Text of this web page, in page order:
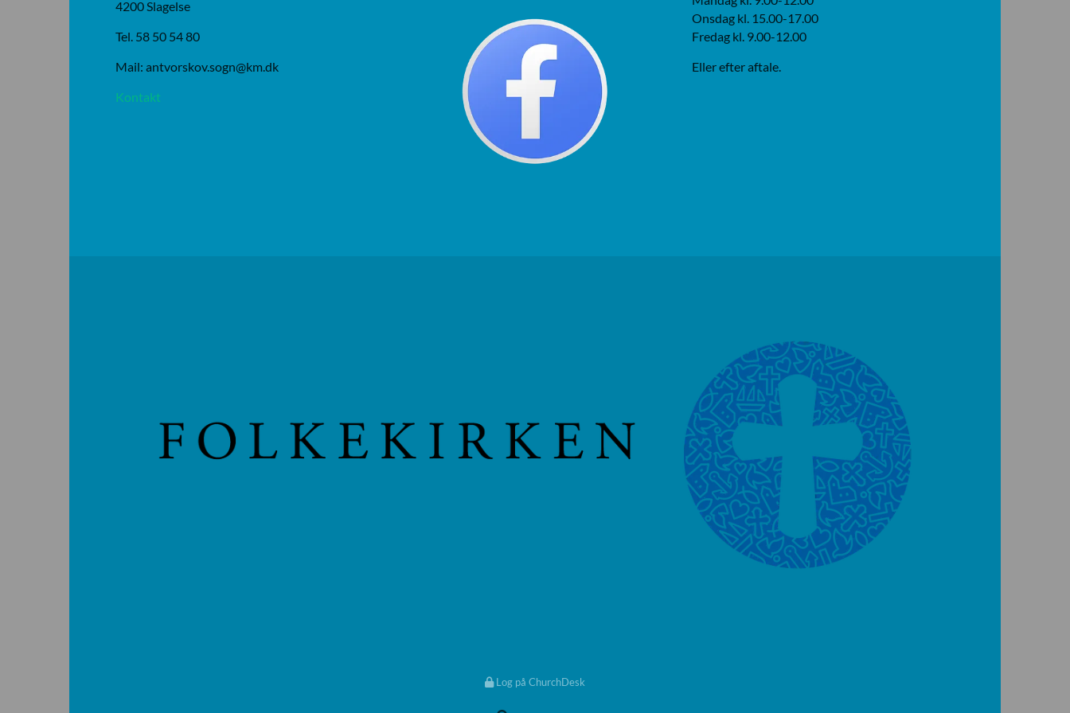
4200 Slagelse
Tel. 58 50 54 80
Mail: antvorskov.sogn@km.dk
Kontakt
Onsdag kl. 15.00-17.00
Fredag kl. 9.00-12.00
Eller efter aftale.
Log på ChurchDesk